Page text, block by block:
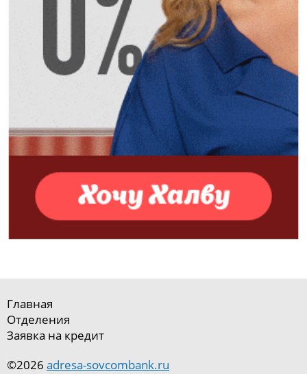
Главная
Отделения
Заявка на кредит
©2026 adresa-sovcombank.ru